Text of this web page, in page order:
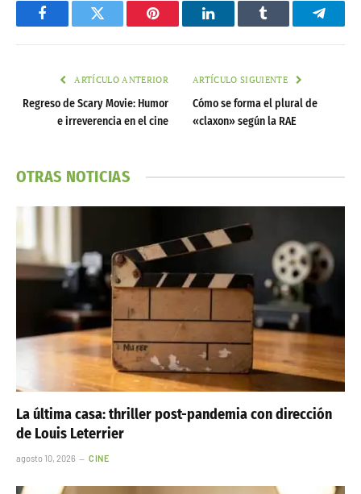
FacebookTwitter Pinterest LinkedInTumblr
ARTÍCULO ANTERIOR
Regreso de Scary Movie: Humor
e irreverencia en el cine
ARTÍCULO SIGUIENTE
Cómo se forma el plural de
«claxon» según la RAE
OTRAS NOTICIAS
La última casa: thriller post-pandemia con dirección
de Louis Leterrier
agosto 10, 2026 CINE